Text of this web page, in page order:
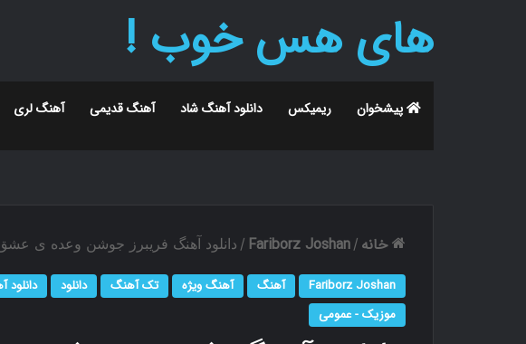
های هس خوب !
پیشخوان ریمیکس دانلود آهنگ شاد آهنگ قدیمی آهنگ لری
خانه /
Fariborz Joshan
/ دانلود آهنگ فریبرز جوشن وعده ی
Fariborz Joshan آهنگ آهنگ ویژه تک آهنگ دانلود دانلود
موزیک - عمومی